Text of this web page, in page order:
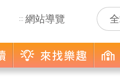
::: 網站導覽
來找樂趣